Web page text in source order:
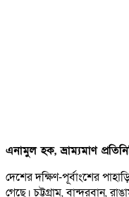
এনামুল হক, ভ্রাম্যমাণ
দেশের দক্ষিণ-পূর্বাংশের
গেছে। চট্টগ্রাম, বান্দরবান,